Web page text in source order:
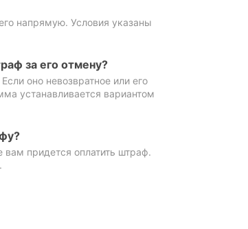
напрямую. Условия указаны
за его отмену?
оно невозвратное или его
устанавливается вариантом
придется оплатить штраф.